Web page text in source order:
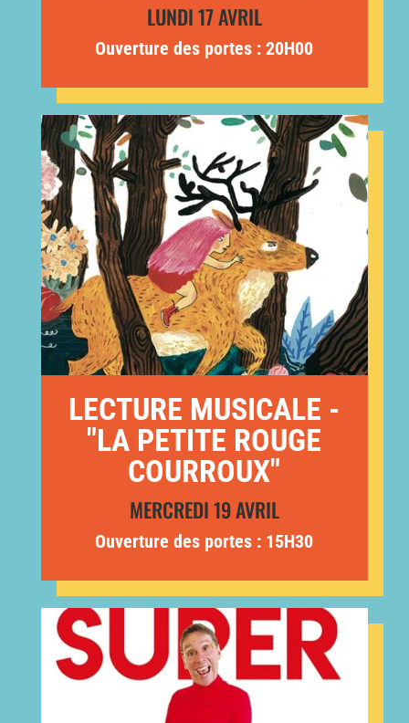
LUNDI 17 AVRIL
Ouverture des portes : 20H00
LECTURE MUSICALE -
"LA PETITE ROUGE
COURROUX"
MERCREDI 19 AVRIL
Ouverture des portes : 15H30